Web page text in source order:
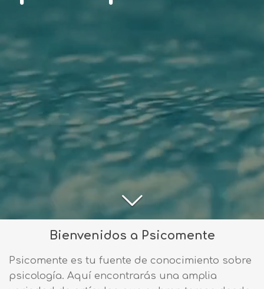
Bienvenidos a Psicomente
Psicomente es tu fuente de conocimiento sobre
psicología. Aquí encontrarás una amplia